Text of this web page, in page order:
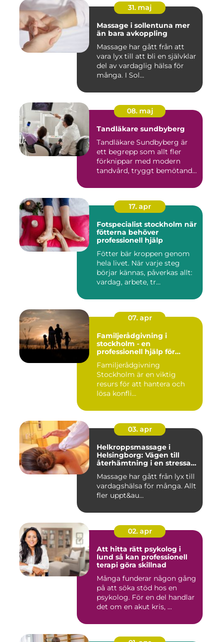
31. maj
Massage i sollentuna mer
än bara avkoppling
Massage har gått från att
vara lyx till att bli en självklar
del av vardaglig hälsa för
många. I Sol...
08. maj
Tandläkare sundbyberg
Tandläkare Sundbyberg är
ett begrepp som allt fler
förknippar med modern
tandvård, tryggt bemötande
17. apr
Fotspecialist stockholm när
fötterna behöver
professionell hjälp
Fötter bär kroppen genom
hela livet. När varje steg
börjar kännas, påverkas allt:
vardag, arbete, tr...
07. apr
Familjerådgivning i
stockholm - en
professionell hjälp för
Familjerådgivning
Stockholm är en viktig
resurs för att hantera och
lösa konfli...
03. apr
Helkroppsmassage i
Helsingborg: Vägen till
återhämtning i en stressad
Massage har gått från lyx till
vardagshälsa för många. Allt
fler uppt&au...
02. apr
Att hitta rätt psykolog i
lund så kan professionell
terapi göra skillnad
Många funderar någon gång
på att söka stöd hos en
psykolog. För en del handlar
det om en akut kris, ...